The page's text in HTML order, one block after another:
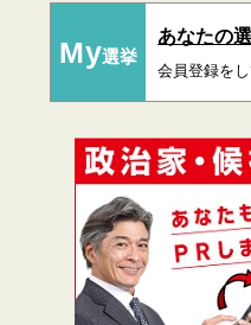
My選挙
あなたの
会員登録を